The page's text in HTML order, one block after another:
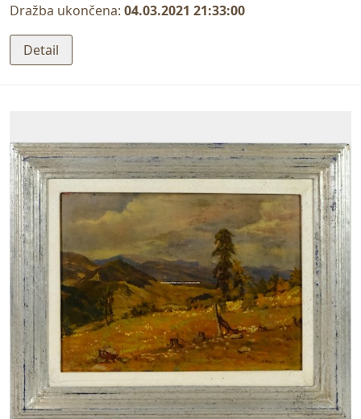
Dražba ukončena: 04.03.2021 21:33:00
Detail